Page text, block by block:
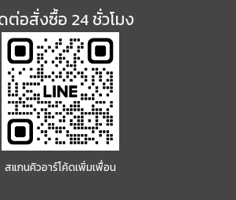
ต่อสั่งซื้อ 24 ชั่วโมง
สแกนคิวอาร์โค้ดเพิ่มเพื่อน